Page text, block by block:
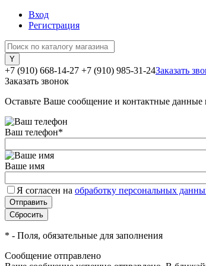
Вход
Регистрация
+7 (910) 668-14-27 +7 (910) 985-31-24Заказать
Заказать звонок
Оставьте Ваше сообщение и контактные
Ваш телефон*
Ваше имя
Я согласен на обработку персональных
* - Поля, обязательные для заполнения
Сообщение отправлено